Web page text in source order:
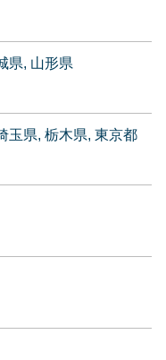
県 山形県
玉県 栃木県 東京都